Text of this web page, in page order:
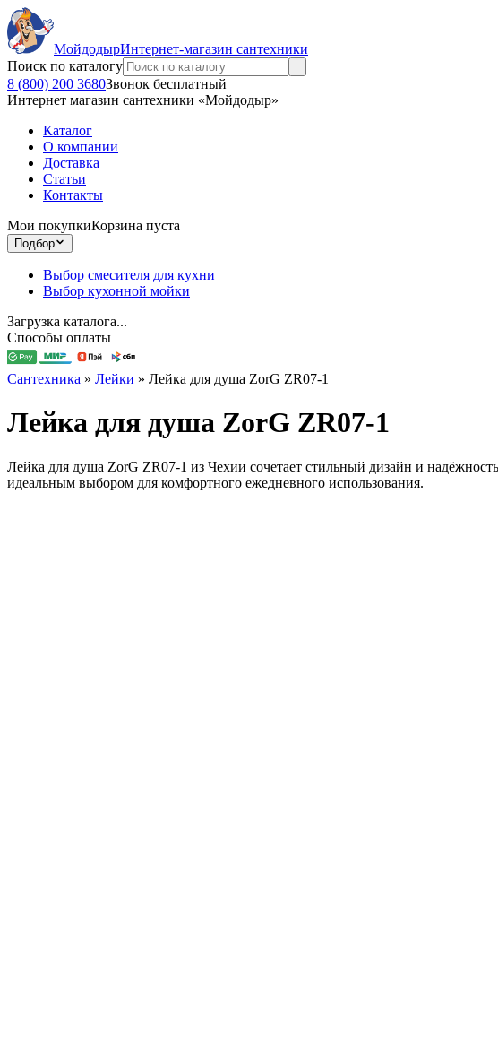
МойдодырИнтернет-магазин сантехники
Поиск по каталогу
8 (800) 200 3680Звонок бесплатный
Интернет магазин сантехники «Мойдодыр»
Каталог
О компании
Доставка
Статьи
Контакты
Мои покупкиКорзина пуста
Подбор
Выбор смесителя для кухни
Выбор кухонной мойки
Загрузка каталога...
Способы оплаты
Сантехника » Лейки » Лейка для душа ZorG ZR07-1
Лейка для душа ZorG ZR07-1
Лейка для душа ZorG ZR07-1 из Чехии сочетает стильный дизайн и
идеальным выбором для комфортного ежедневного использования.